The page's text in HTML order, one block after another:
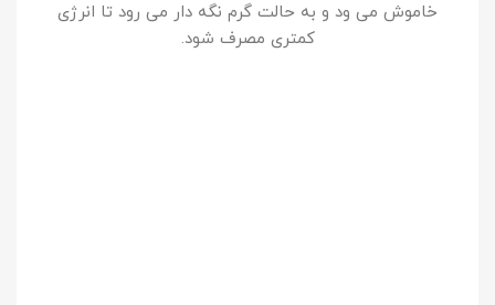
خاموش می ود و به حالت گرم نگه دار می رود تا انرژی
کمتری مصرف شود.